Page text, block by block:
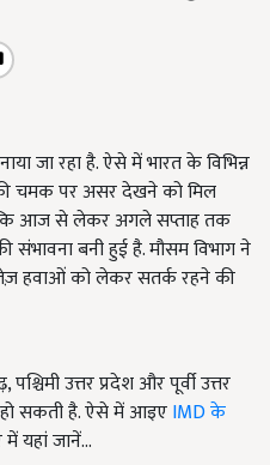
जा रहा है. ऐसे में भारत के विभिन्न
की चमक पर असर देखने को मिल
कि आज से लेकर अगले सप्ताह तक
संभावना बनी हुई है. मौसम विभाग ने
तेज़ हवाओं को लेकर सतर्क रहने की
उत्तर प्रदेश और पूर्वी उत्तर
हो सकती है. ऐसे में आइएIMD के
यहां जानें...